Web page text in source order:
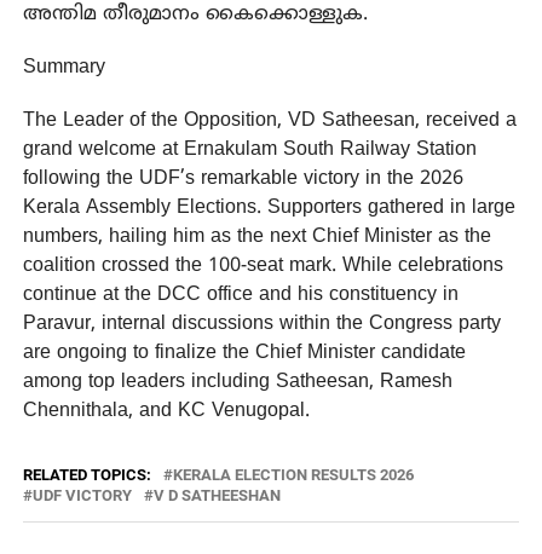
അന്തിമ തീരുമാനം കൈക്കൊള്ളുക.
Summary
The Leader of the Opposition, VD Satheesan, received a
grand welcome at Ernakulam South Railway Station
following the UDF’s remarkable victory in the 2026
Kerala Assembly Elections. Supporters gathered in large
numbers, hailing him as the next Chief Minister as the
coalition crossed the 100-seat mark. While celebrations
continue at the DCC office and his constituency in
Paravur, internal discussions within the Congress party
are ongoing to finalize the Chief Minister candidate
among top leaders including Satheesan, Ramesh
Chennithala, and KC Venugopal.
RELATED TOPICS:
KERALA ELECTION RESULTS 2026
UDF VICTORY
V D SATHEESHAN